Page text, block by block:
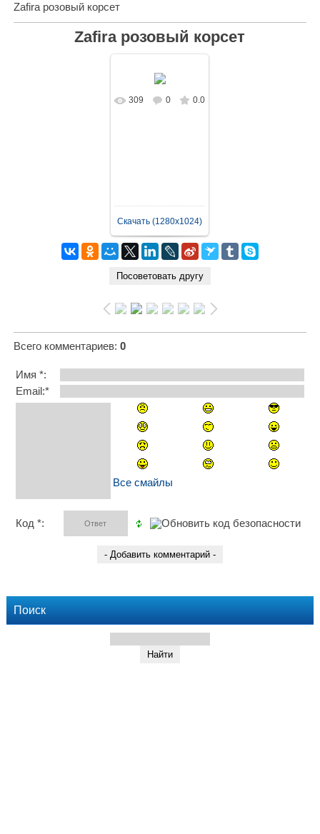
Zafira розовый корсет
Zafira розовый корсет
В реальном
309 0 0.0
Скачать (1280x1024)
Всего комментариев: 0
Имя *:
Email:*
Все смайлы
Код *:
Поиск